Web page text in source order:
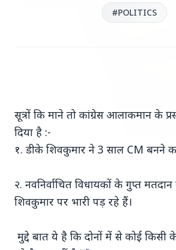
7 Jun 2026
'फर्जी' पिज्जा ऑर्डर
#POLITICS
सूत्रों कि माने तो कांग्रेस आलाकमान के
दिया है :-
१. डीके शिवकुमार ने 3 साल CM बनने का
२. नवनिर्वाचित विधायकों के गुप्त
शिवकुमार पर भारी पड़ रहे हैं।
मुद्दे बात ये है कि दोनों में से कोई किसी